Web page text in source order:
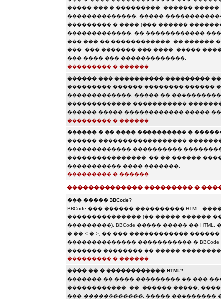
����� ��� � ���������, ������
��������������. �����
��������� � ���� (��� ������
�������������, �� ������������
��� ���-�� ������������, �� ������
���. ��� ������� ��� ����, �����
��� ���� ��� �������������.
��������� � ������
������ ��� ���������� ���������
��������� ������ �������� ������
�������������. ����� ��
������������� �����������
������ ����� ������������ �����
��������� � ������
������ � �� ���� ���������� �
������ ������������������
������������� ����������
����������������, �� �� ������
����������� ���� �������.
��������� � ������
�������������� ��������� �
��� ����� BBCode?
BBCode ��� ������ ���������� HTML,
��������������� (�� ����� ������
���������). BBCode ����� ����� ��
� �� < � >, �� ��� ������������
�������������� ����������� �
������� �������� �� �����
��������� � ������
���� �� � ������������ HTML?
������� �� ���� ��������� �� ���
������������, ��, ������ �����,
��� ������������, ����� ���������